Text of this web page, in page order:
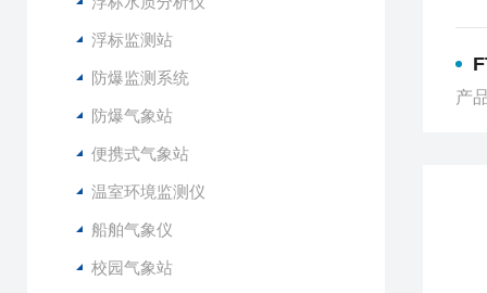
浮标监测站
防爆监测系统
防爆气象站
便携式气象站
温室环境监测仪
船舶气象仪
校园气象站
产